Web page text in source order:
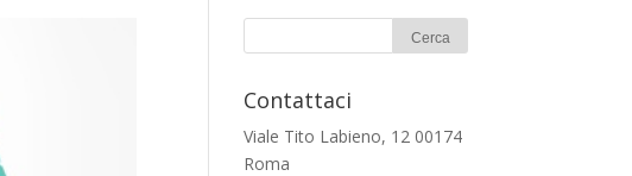
Contattaci
Viale Tito Labieno, 12 00174
Roma